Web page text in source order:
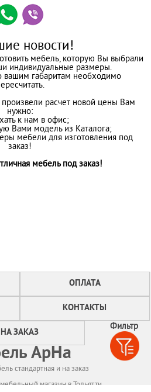
Фильтр
новости!
мебель, которую Вы выбрали
индивидуальные размеры.
вашим габаритам необходимо
расчет новой цены Вам
нужно:
к нам в офис;
Вами модель из Каталога;
мебели для изготовления под
заказ!
мебель под заказ!
ОПЛАТА
КОНТАКТЫ
НА ЗАКАЗ
АрНа
стандартная и на заказ
магазин в Тольятти